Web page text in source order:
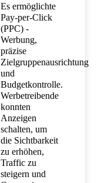
Es ermöglichte
Pay-per-Click
(PPC) -
Werbung,
präzise
Zielgruppenausrichtung
und
Budgetkontrolle.
Werbetreibende
konnten
Anzeigen
schalten, um
die Sichtbarkeit
zu erhöhen,
Traffic zu
steigern und